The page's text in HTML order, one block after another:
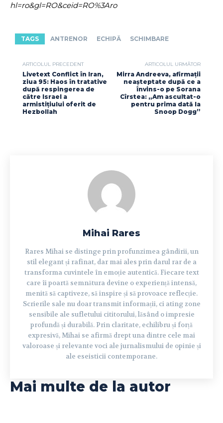
hl=ro&gl=RO&ceid=RO%3Aro
TAGS ANTRENOR ECHIPĂ SCHIMBARE
ARTICOLUL PRECEDENT
Livetext Conflict în Iran,
ziua 95: Haos în tratative
după respingerea de
către Israel a
armistițiului oferit de
Hezbollah
ARTICOLUL URMĂTOR
Mirra Andreeva, afirmații
neașteptate după ce a
învins-o pe Sorana
Cîrstea: „Am ascultat-o
pentru prima dată la
Snoop Dogg”
Mihai Rares
Rares Mihai se distinge prin profunzimea gândirii, un
stil elegant și rafinat, dar mai ales prin darul rar de a
transforma cuvintele în emoție autentică. Fiecare text
care îi poartă semnătura devine o experiență intensă,
menită să captiveze, să inspire și să provoace reflecție.
Scrierile sale nu doar transmit informații, ci ating zone
sensibile ale sufletului cititorului, lăsând o impresie
profundă și durabilă. Prin claritate, echilibru și forță
expresivă, Mihai se afirmă drept una dintre cele mai
valoroase și relevante voci ale jurnalismului de opinie și
ale eseisticii contemporane.
Mai multe de la autor